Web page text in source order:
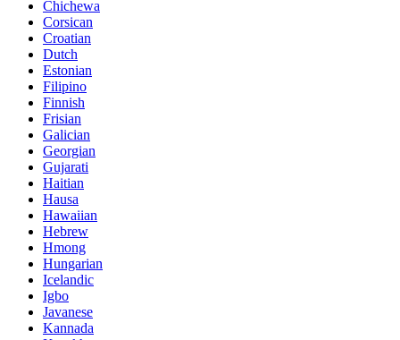
Chichewa
Corsican
Croatian
Dutch
Estonian
Filipino
Finnish
Frisian
Galician
Georgian
Gujarati
Haitian
Hausa
Hawaiian
Hebrew
Hmong
Hungarian
Icelandic
Igbo
Javanese
Kannada